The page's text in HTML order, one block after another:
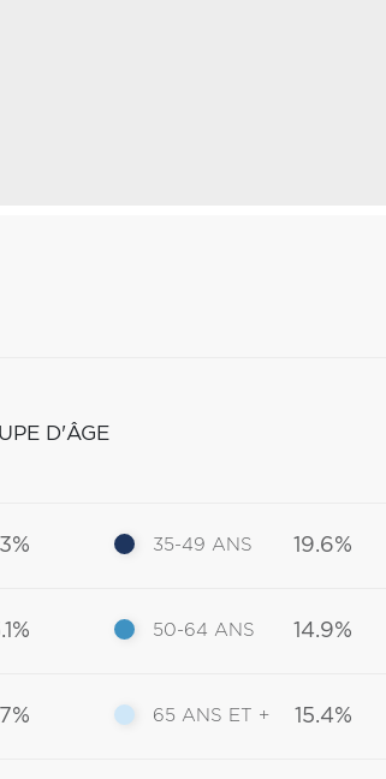
D'ÂGE
35-49 ANS 19.6%
50-64 ANS 14.9%
65 ANS ET + 15.4%